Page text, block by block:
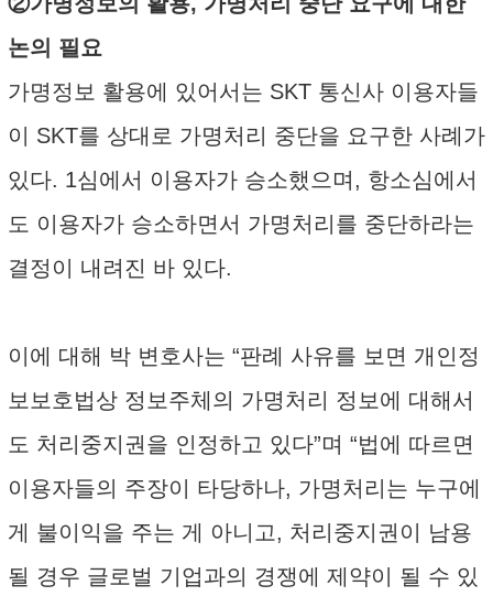
논의 필요
가명정보 활용에 있어서는 SKT 통신사 이용자들
이 SKT를 상대로 가명처리 중단을 요구한 사례가
있다. 1심에서 이용자가 승소했으며, 항소심에서
도 이용자가 승소하면서 가명처리를 중단하라는
결정이 내려진 바 있다.
이에 대해 박 변호사는 “판례 사유를 보면 개인정
보보호법상 정보주체의 가명처리 정보에 대해서
도 처리중지권을 인정하고 있다”며 “법에 따르면
이용자들의 주장이 타당하나, 가명처리는 누구에
게 불이익을 주는 게 아니고, 처리중지권이 남용
될 경우 글로벌 기업과의 경쟁에 제약이 될 수 있